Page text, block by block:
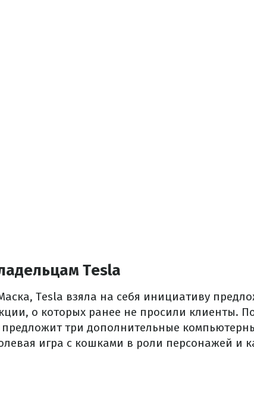
Tesla
Tesla взяла на себя инициативу
о которых ранее не просили клиенты.
три дополнительные
игра с кошками в роли персонажей и